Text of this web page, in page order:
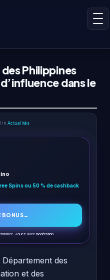
Philippines
dans le
in Actualités
Spins ou 50 % de cashback
BONUS→
Jouez avec modération.
des
et des